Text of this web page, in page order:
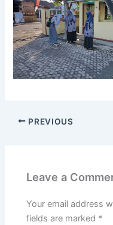
PREVIOUS
Leave a
Your email address
fields are marked *